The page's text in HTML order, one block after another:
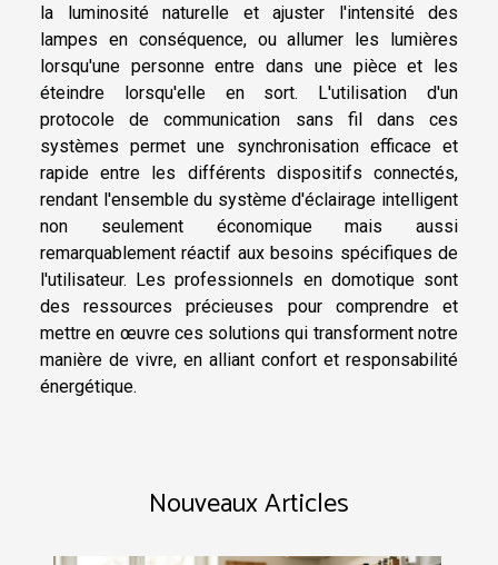
la luminosité naturelle et ajuster l'intensité des
lampes en conséquence, ou allumer les lumières
lorsqu'une personne entre dans une pièce et les
éteindre lorsqu'elle en sort. L'utilisation d'un
protocole de communication sans fil dans ces
systèmes permet une synchronisation efficace et
rapide entre les différents dispositifs connectés,
rendant l'ensemble du système d'éclairage intelligent
non seulement économique mais aussi
remarquablement réactif aux besoins spécifiques de
l'utilisateur. Les professionnels en domotique sont
des ressources précieuses pour comprendre et
mettre en œuvre ces solutions qui transforment notre
manière de vivre, en alliant confort et responsabilité
énergétique.
Nouveaux Articles